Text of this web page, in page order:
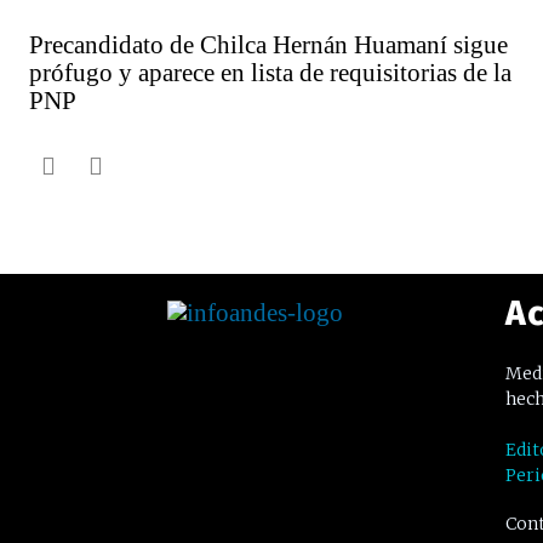
Precandidato de Chilca Hernán Huamaní sigue
prófugo y aparece en lista de requisitorias de la
PNP